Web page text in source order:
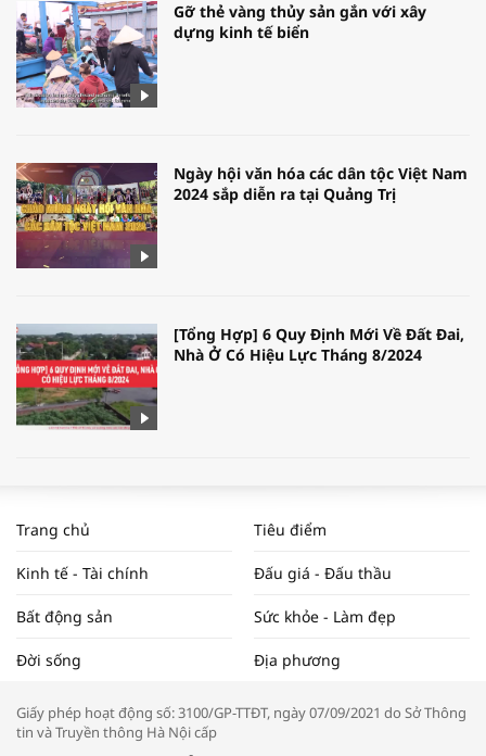
Gỡ thẻ vàng thủy sản gắn với xây
dựng kinh tế biển
Ngày hội văn hóa các dân tộc Việt Nam
2024 sắp diễn ra tại Quảng Trị
[Tổng Hợp] 6 Quy Định Mới Về Đất Đai,
Nhà Ở Có Hiệu Lực Tháng 8/2024
NAM NĂM 2024 VÀ NĂM 2025 | NHỊP
ĐẬP THỊ TRƯỜNG #62
Tọa đàm “Xúc tiến thương mại: Khơi
Trang chủ Tiêu điểm
Kinh tế - Tài chính Đấu giá - Đấu thầu
Bất động sản Sức khỏe - Làm đẹp
Đời sống Địa phương
Giấy phép hoạt động số: 3100/GP-TTĐT, ngày 07/09/2021 do Sở Thông
tin và Truyền thông Hà Nội cấp